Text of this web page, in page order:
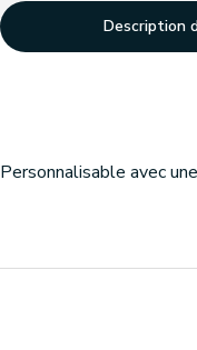
Description
Personnalisable avec